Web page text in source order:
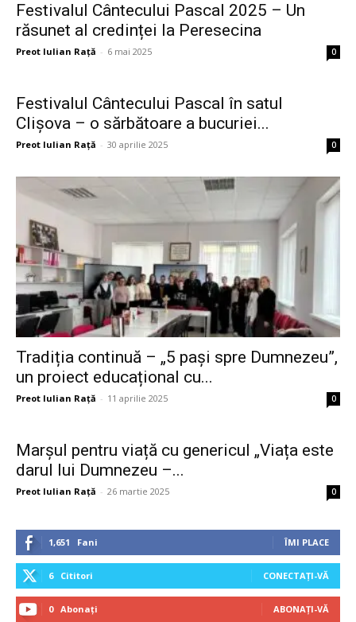
Festivalul Cântecului Pascal 2025 – Un
răsunet al credinței la Peresecina
Preot Iulian Raţă - 6 mai 2025 0
Festivalul Cântecului Pascal în satul
Clișova – o sărbătoare a bucuriei...
Preot Iulian Raţă - 30 aprilie 2025 0
Tradiția continuă – „5 pași spre Dumnezeu”,
un proiect educațional cu...
Preot Iulian Raţă - 11 aprilie 2025 0
Marșul pentru viață cu genericul „Viața este
darul lui Dumnezeu –...
Preot Iulian Raţă - 26 martie 2025 0
1,651 Fani ÎMI PLACE
6 Cititori CONECTAȚI-VĂ
0 Abonați ABONAȚI-VĂ